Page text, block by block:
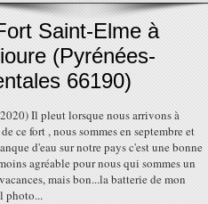
Saint-Elme à
(Pyrénées-
66190)
Il pleut lorsque nous arrivons à
ce fort , nous sommes en septembre et
d'eau sur notre pays c'est une bonne
agréable pour nous qui sommes un
mais bon...la batterie de mon
photo...